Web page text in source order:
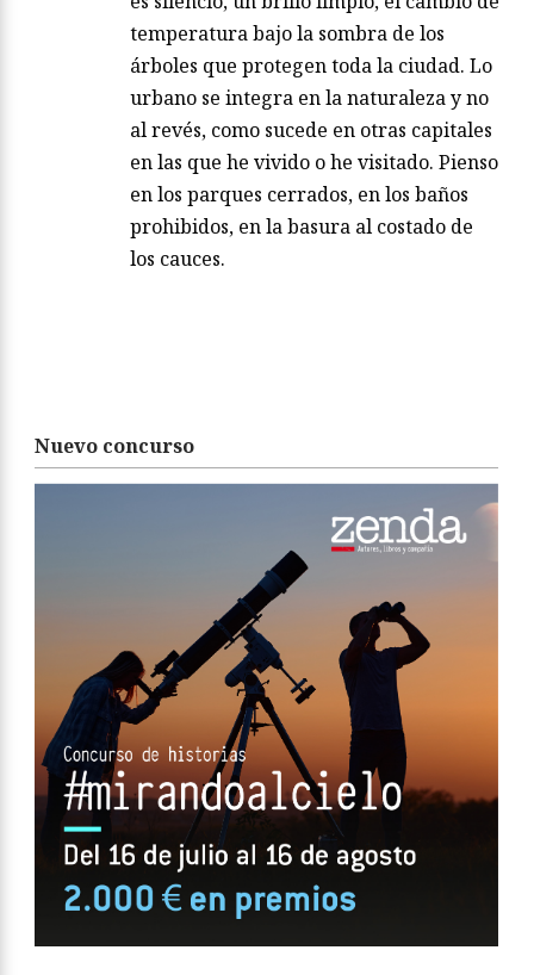
temperatura bajo la sombra de los
árboles que protegen toda la ciudad. Lo
urbano se integra en la naturaleza y no
al revés, como sucede en otras capitales
en las que he vivido o he visitado. Pienso
en los parques cerrados, en los baños
prohibidos, en la basura al costado de
los cauces.
Nuevo concurso